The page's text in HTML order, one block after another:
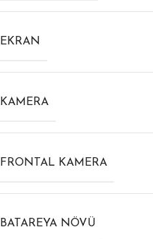
EKRAN
KAMERA
FRONTAL KAMERA
BATAREYA NÖVÜ